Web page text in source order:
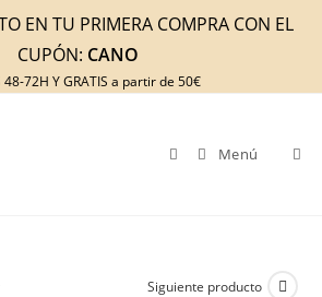
EN TU PRIMERA COMPRA CON EL
CUPÓN: CANO
48-72H Y GRATIS a partir de 50€
Menú
Siguiente producto